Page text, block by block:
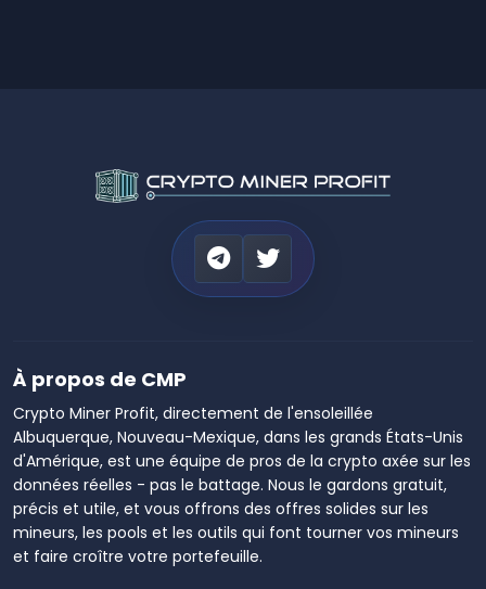
À propos de CMP
Crypto Miner Profit, directement de l'ensoleillée
Albuquerque, Nouveau-Mexique, dans les grands États-Unis
d'Amérique, est une équipe de pros de la crypto axée sur les
données réelles - pas le battage. Nous le gardons gratuit,
précis et utile, et vous offrons des offres solides sur les
mineurs, les pools et les outils qui font tourner vos mineurs
et faire croître votre portefeuille.